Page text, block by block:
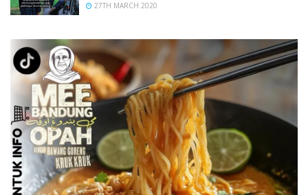
27TH MARCH 2020